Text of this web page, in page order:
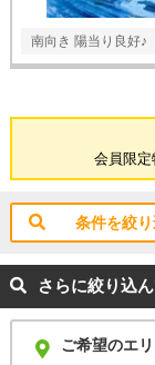
南向き 陽当り良好♪
会員限
条件を絞
さらに絞り込
ご希望のエ